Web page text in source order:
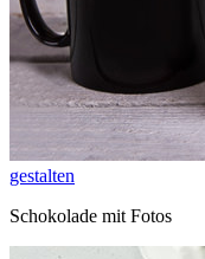
gestalten
Schokolade mit Fotos